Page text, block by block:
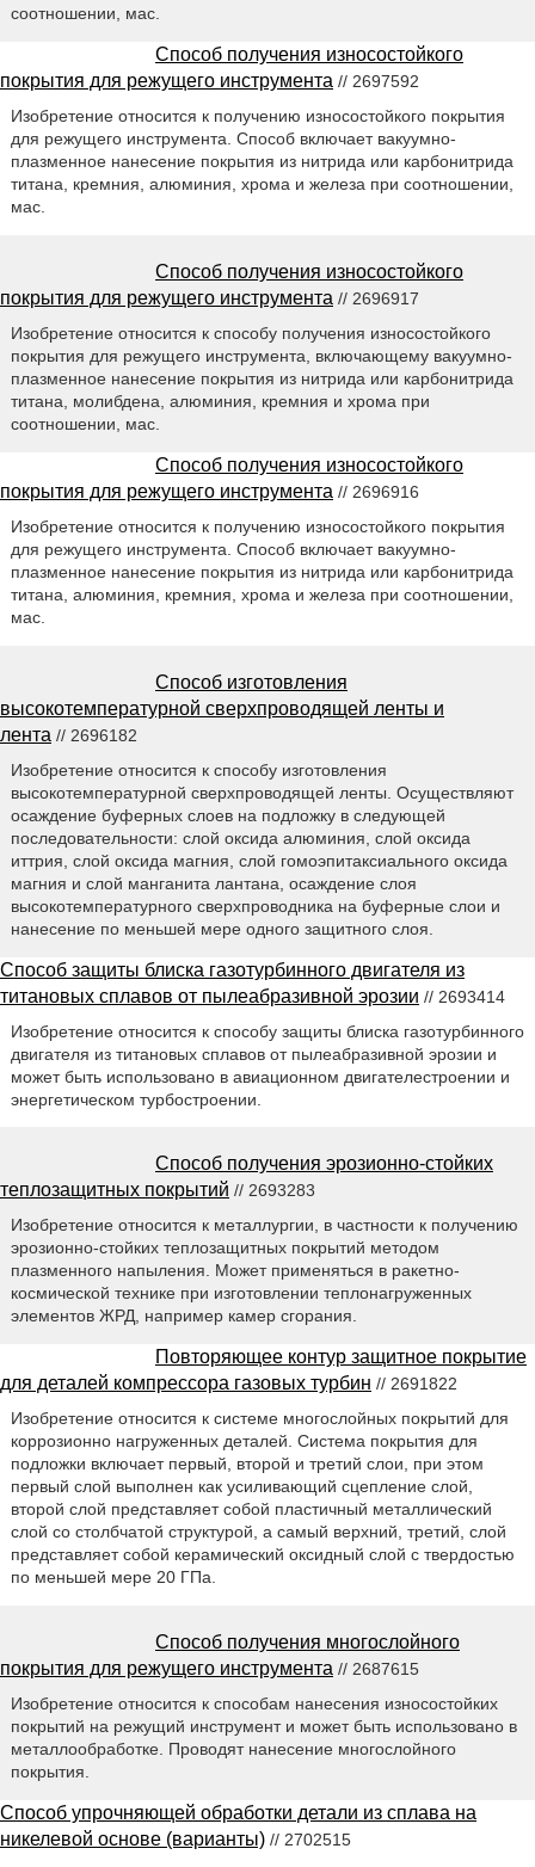
соотношении, мас.
Способ получения износостойкого
покрытия для режущего инструмента // 2697592
Изобретение относится к получению износостойкого покрытия
для режущего инструмента. Способ включает вакуумно-
плазменное нанесение покрытия из нитрида или карбонитрида
титана, кремния, алюминия, хрома и железа при соотношении,
мас.
Способ получения износостойкого
покрытия для режущего инструмента // 2696917
Изобретение относится к способу получения износостойкого
покрытия для режущего инструмента, включающему вакуумно-
плазменное нанесение покрытия из нитрида или карбонитрида
титана, молибдена, алюминия, кремния и хрома при
соотношении, мас.
Способ получения износостойкого
покрытия для режущего инструмента // 2696916
Изобретение относится к получению износостойкого покрытия
для режущего инструмента. Способ включает вакуумно-
плазменное нанесение покрытия из нитрида или карбонитрида
титана, алюминия, кремния, хрома и железа при соотношении,
мас.
Способ изготовления
высокотемпературной сверхпроводящей ленты и
лента // 2696182
Изобретение относится к способу изготовления
высокотемпературной сверхпроводящей ленты. Осуществляют
осаждение буферных слоев на подложку в следующей
последовательности: слой оксида алюминия, слой оксида
иттрия, слой оксида магния, слой гомоэпитаксиального оксида
магния и слой манганита лантана, осаждение слоя
высокотемпературного сверхпроводника на буферные слои и
нанесение по меньшей мере одного защитного слоя.
Способ защиты блиска газотурбинного двигателя из
титановых сплавов от пылеабразивной эрозии // 2693414
Изобретение относится к способу защиты блиска газотурбинного
двигателя из титановых сплавов от пылеабразивной эрозии и
может быть использовано в авиационном двигателестроении и
энергетическом турбостроении.
Способ получения эрозионно-стойких
теплозащитных покрытий // 2693283
Изобретение относится к металлургии, в частности к получению
эрозионно-стойких теплозащитных покрытий методом
плазменного напыления. Может применяться в ракетно-
космической технике при изготовлении теплонагруженных
элементов ЖРД, например камер сгорания.
Повторяющее контур защитное покрытие
для деталей компрессора газовых турбин // 2691822
Изобретение относится к системе многослойных покрытий для
коррозионно нагруженных деталей. Система покрытия для
подложки включает первый, второй и третий слои, при этом
первый слой выполнен как усиливающий сцепление слой,
второй слой представляет собой пластичный металлический
слой со столбчатой структурой, а самый верхний, третий, слой
представляет собой керамический оксидный слой с твердостью
по меньшей мере 20 ГПа.
Способ получения многослойного
покрытия для режущего инструмента // 2687615
Изобретение относится к способам нанесения износостойких
покрытий на режущий инструмент и может быть использовано в
металлообработке. Проводят нанесение многослойного
покрытия.
Способ упрочняющей обработки детали из сплава на
никелевой основе (варианты) // 2702515